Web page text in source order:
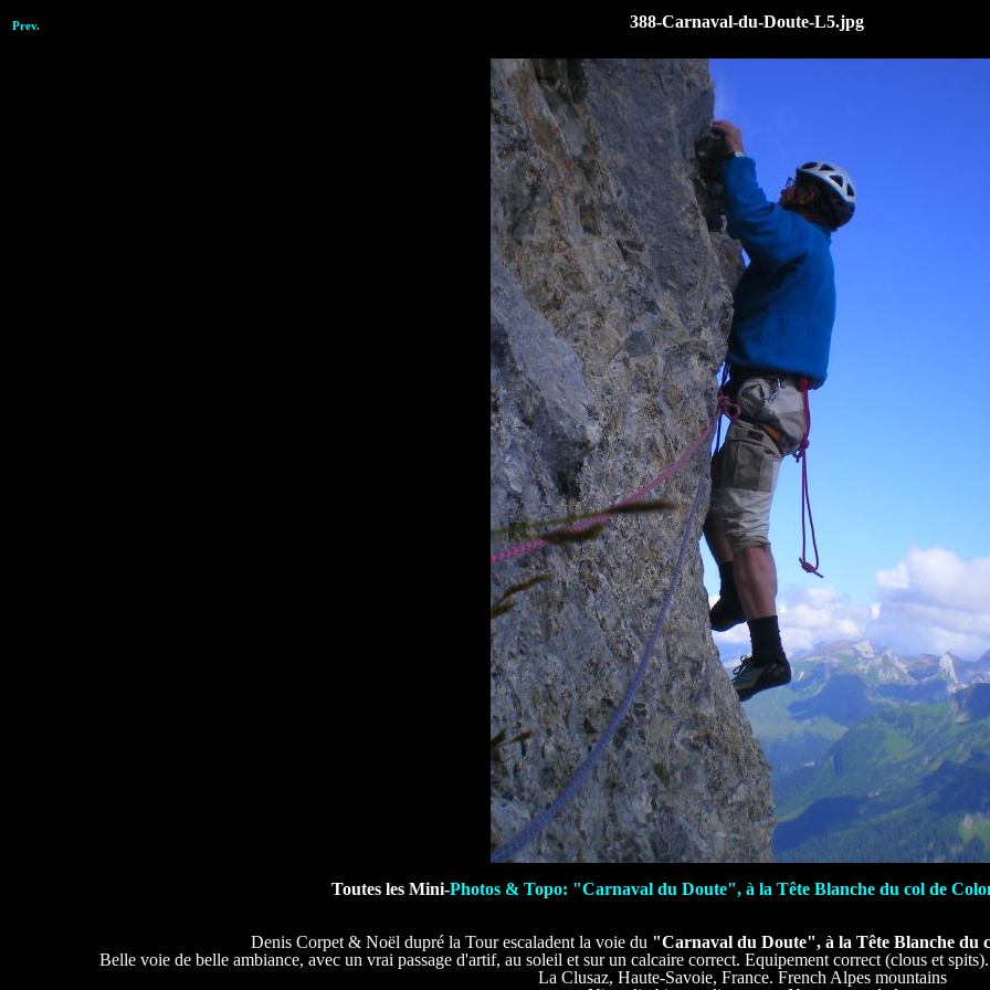
Prev. 388-Carnaval-du-Doute-L5.jpg
Toutes les Mini-Photos & Topo: "Carnaval du Doute", à la Tête Blanche du col de
Denis Corpet & Noël dupré la Tour escaladent la voie du "Carnaval du Doute", à la Tête Blanche du
Belle voie de belle ambiance, avec un vrai passage d'artif, au soleil et sur un calcaire correct. Equipement correct (clous et
La Clusaz, Haute-Savoie, France. French Alpes mountains